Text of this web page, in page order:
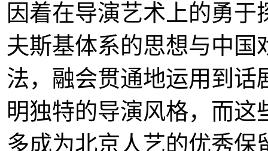
因着在导演艺术上的勇
夫斯基体系的思想与中国
法，融会贯通地运用到话
明独特的导演风格，而
多成为北京人艺的优秀保